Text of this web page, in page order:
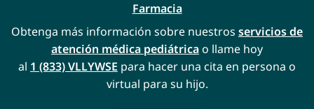
Farmacia
Obtenga más información sobre nuestros servicios de
atención médica pediátricao llame hoy
al 1 (833) VLLYWSE para hacer una cita en persona o
virtual para su hijo.